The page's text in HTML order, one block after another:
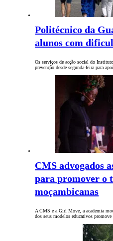
Politécnico da
alunos com
Os serviços de acção social do
prevenção desde segunda-feira para
CMS advogados
para promover o
moçambicanas
A CMS e a Girl Move, a academia
dos seus modelos educativos